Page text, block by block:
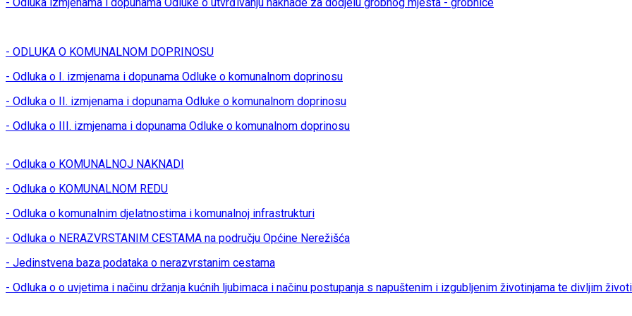
- ODLUKA O KOMUNALNOM DOPRINOSU
- Odluka o I. izmjenama i dopunama Odluke o komunalnom doprinosu
- Odluka o II. izmjenama i dopunama Odluke o komunalnom doprinosu
- Odluka o III. izmjenama i dopunama Odluke o komunalnom doprinosu
- Odluka o KOMUNALNOJ NAKNADI
- Odluka o KOMUNALNOM REDU
- Odluka o komunalnim djelatnostima i komunalnoj infrastrukturi
- Odluka o NERAZVRSTANIM CESTAMA na području Općine Nerežišća
- Jedinstvena baza podataka o nerazvrstanim cestama
- Odluka o o uvjetima i načinu držanja kućnih ljubimaca i načinu postupanja s napuštenim i izgubljenim životinjama te divljim